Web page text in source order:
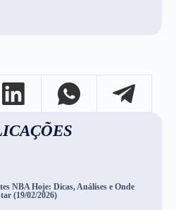
NBA Hoje: Dicas, Análises e Onde
(19/02/2026)